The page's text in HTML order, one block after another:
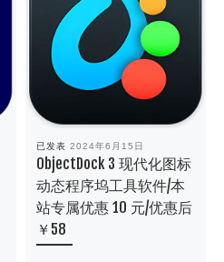
已发表 2024年6月15日
ObjectDock 3 现代化图标
动态程序坞工具软件/本
站专属优惠 10 元/优惠后
￥58